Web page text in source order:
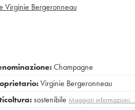
Virginie Bergeronneau
Champagne
Virginie Bergeronneau
sostenibile Maggiori informazioni…